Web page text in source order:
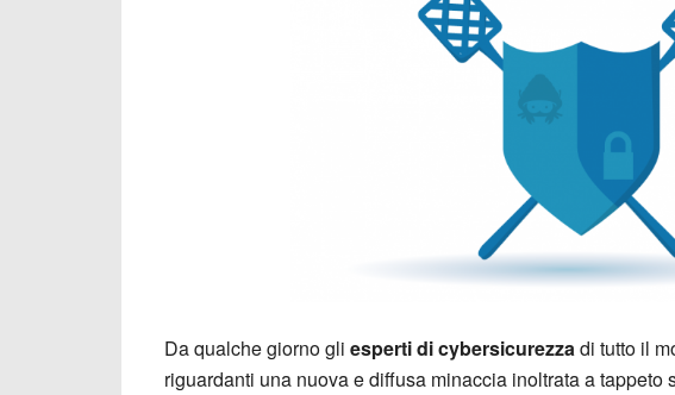
Da qualche giorno gli esperti di cybersicurezzadi tutto il
riguardanti una nuova e diffusa minaccia inoltrata a